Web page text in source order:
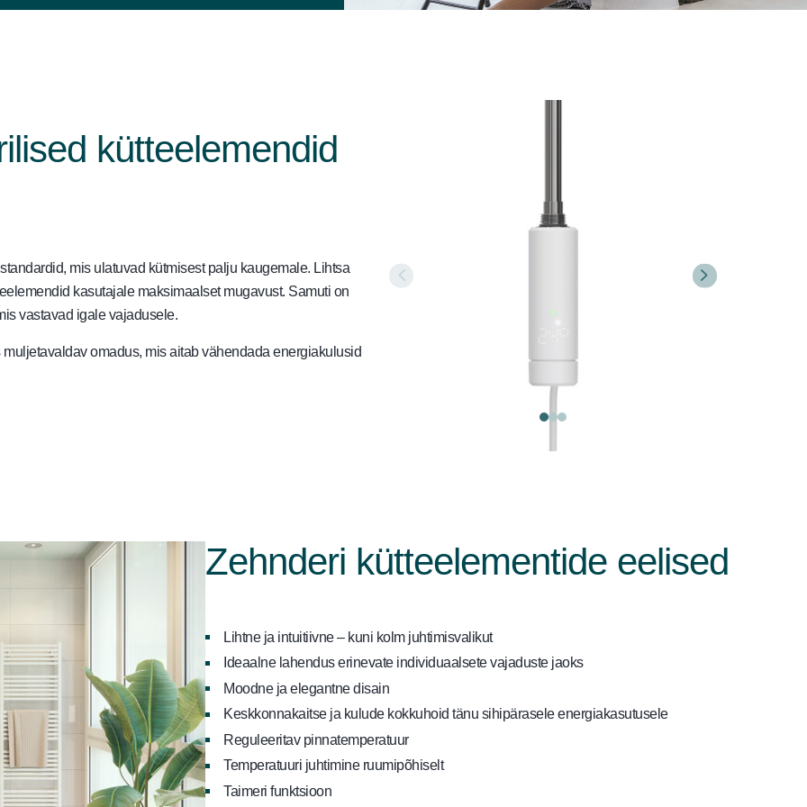
kütteelemendid
mis ulatuvad kütmisest palju kaugemale. Lihtsa
kasutajale maksimaalset mugavust. Samuti on
vastavad igale vajadusele.
omadus, mis aitab vähendada energiakulusid
Zehnderi kütteelementide eelised
Lihtne ja intuitiivne – kuni kolm juhtimisvalikut
Ideaalne lahendus erinevate individuaalsete vajaduste jaoks
Moodne ja elegantne disain
Keskkonnakaitse ja kulude kokkuhoid tänu sihipärasele energiakasutusele
Reguleeritav pinnatemperatuur
Temperatuuri juhtimine ruumipõhiselt
Taimeri funktsioon